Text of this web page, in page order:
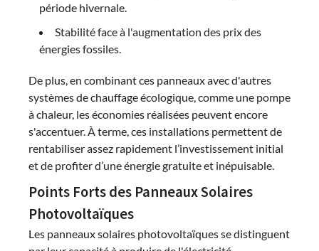
période hivernale.
Stabilité face à l'augmentation des prix des
énergies fossiles.
De plus, en combinant ces panneaux avec d'autres
systèmes de chauffage écologique, comme une pompe
à chaleur, les économies réalisées peuvent encore
s'accentuer. À terme, ces installations permettent de
rentabiliser assez rapidement l’investissement initial
et de profiter d’une énergie gratuite et inépuisable.
Points Forts des Panneaux Solaires
Photovoltaïques
Les panneaux solaires photovoltaïques se distinguent